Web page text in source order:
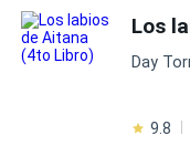
fantasía y viajes en el
Los
Day
9.8